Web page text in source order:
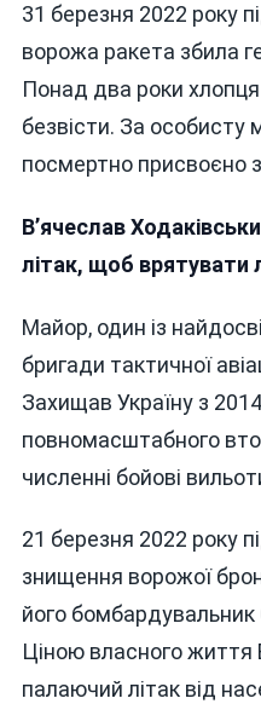
31 березня 2022 року
ворожа ракета збила
Понад два роки
безвісти. За особисту
посмертно присвоєно
В’ячеслав
літак, щоб врятувати
Майор, один із
бригади тактичної
Захищав Україну з
повномасштабного
численні бойові
21 березня 2022 року
знищення ворожої
його
Ціною власного життя
палаючий літак від